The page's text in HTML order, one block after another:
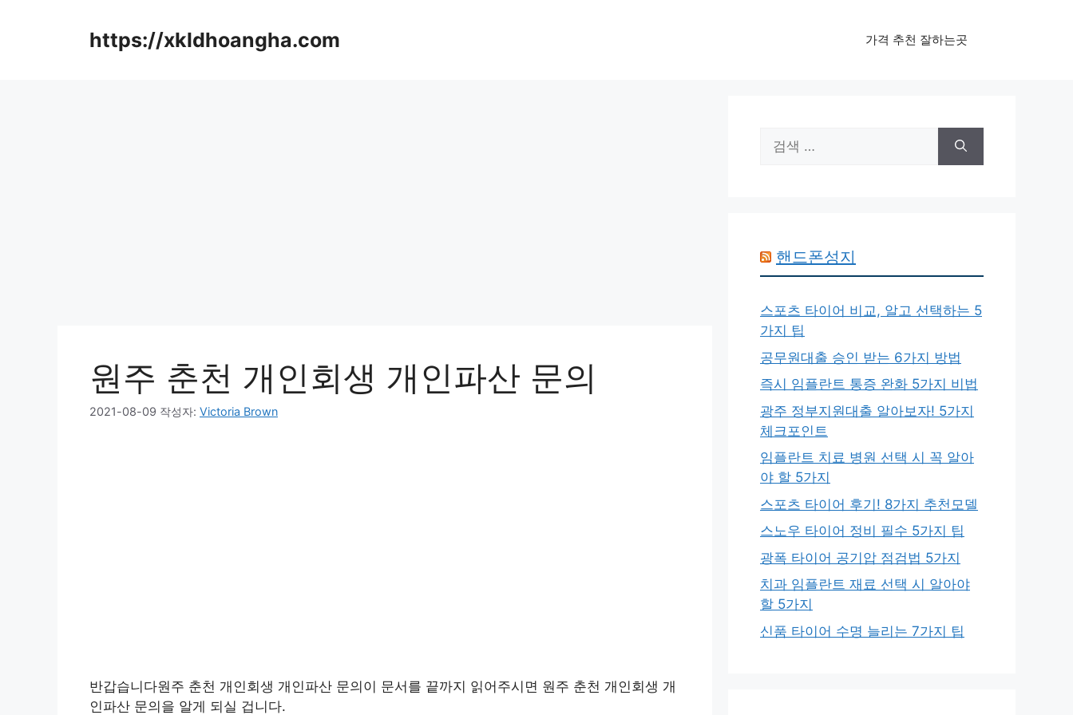
https://xkldhoangha.com 가격 추천 잘하는곳
원주 춘천 개인회생 개인파산 문의
2021-08-09 작성자: Victoria Brown
반갑습니다원주 춘천 개인회생 개인파산 문의이 문서를 끝까지 읽어주시면 원주 춘천 개인회생 개
인파산 문의을 알게 되실 겁니다.
색:
핸드폰성지
스포츠 타이어 비교, 알고 선택하는 5
가지 팁
공무원대출 승인 받는 6가지 방법
즉시 임플란트 통증 완화 5가지 비법
광주 정부지원대출 알아보자! 5가지
체크포인트
임플란트 치료 병원 선택 시 꼭 알아
야 할 5가지
스포츠 타이어 후기! 8가지 추천모델
스노우 타이어 정비 필수 5가지 팁
광폭 타이어 공기압 점검법 5가지
치과 임플란트 재료 선택 시 알아야
할 5가지
신품 타이어 수명 늘리는 7가지 팁